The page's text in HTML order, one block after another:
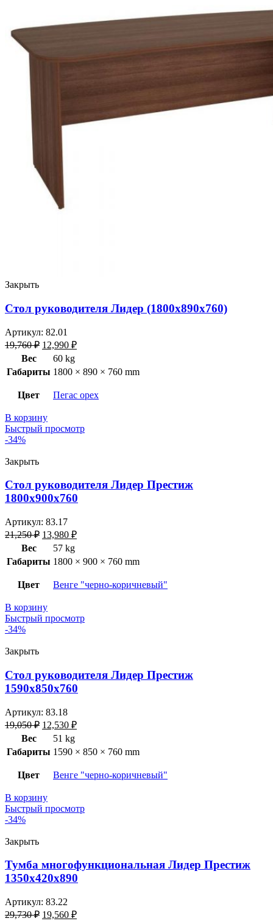
Закрыть
Стол руководителя Лидер (1800х890х760)
Артикул: 82.01
19,760₽ 12,990 ₽
Вес
60 kg
Габариты 1800 × 890 × 760 mm
Цвет Пегас орех
В корзину
Быстрый просмотр
-34%
Закрыть
Стол руководителя Лидер Престиж
1800х900х760
Артикул: 83.17
21,250₽ 13,980 ₽
Вес
57 kg
Габариты 1800 × 900 × 760 mm
Цвет Венге "черно-коричневый"
В корзину
Быстрый просмотр
-34%
Закрыть
Стол руководителя Лидер Престиж
1590х850х760
Артикул: 83.18
19,050₽ 12,530 ₽
Вес
51 kg
Габариты 1590 × 850 × 760 mm
Цвет Венге "черно-коричневый"
В корзину
Быстрый просмотр
-34%
Закрыть
Тумба многофункциональная Лидер Престиж
1350х420х890
Артикул: 83.22
29,730₽ 19,560 ₽